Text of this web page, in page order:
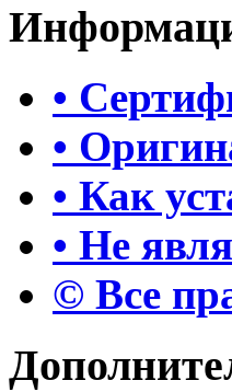
•
•
• Как
• Не
© Все